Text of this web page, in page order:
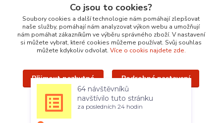
r.smokon@pohlednicecr.cz
Upravit sběr cookies.
Co jsou to cookies?
Soubory cookies a další technologie nám pomáhají zlepšovat
naše služby, pomáhají nám analyzovat výkon webu a umožňují
nám pomáhat zákazníkům ve výběru správného zboží. V nastavení
si můžete vybrat, které cookies můžeme používat. Svůj souhlas
můžete kdykoliv odvolat. Více o cookis najdete zde.
Přijmout nezbytné Podrobné nastavení
Přijmout všechny
64 návštěvníků
navštívilo tuto stránku
za posledních 24 hodin